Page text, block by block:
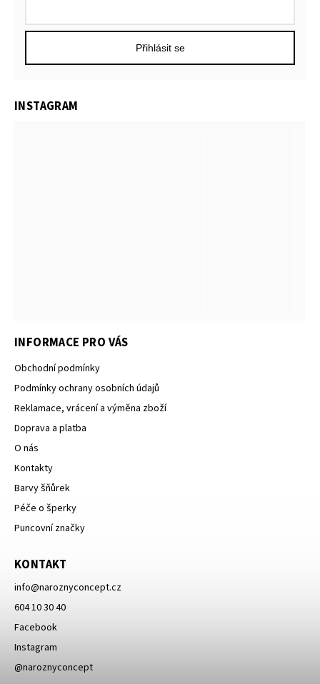
Přihlásit se
INFORMACE PRO VÁS
Obchodní podmínky
Podmínky ochrany osobních údajů
Reklamace, vrácení a výměna zboží
Doprava a platba
O nás
Kontakty
Barvy šňůrek
Péče o šperky
Puncovní značky
KONTAKT
info@naroznyconcept.cz
604 10 30 40
Facebook
Instagram
@naroznyconcept
INSTAGRAM